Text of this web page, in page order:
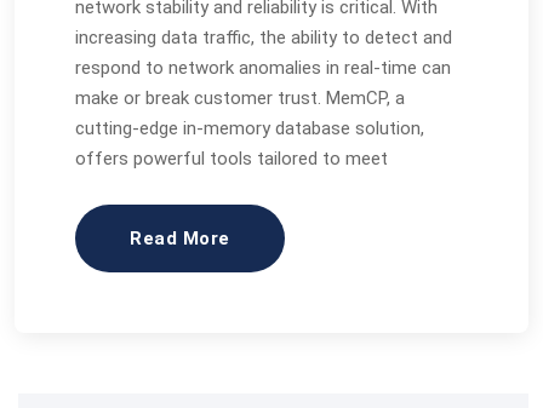
network stability and reliability is critical. With
increasing data traffic, the ability to detect and
respond to network anomalies in real-time can
make or break customer trust. MemCP, a
cutting-edge in-memory database solution,
offers powerful tools tailored to meet
Read More